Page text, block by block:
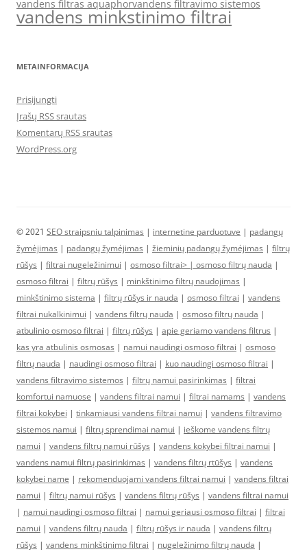
vandens filtras aquaphorvandens filtravimo sistemos
vandens minkstinimo filtrai
METAINFORMACIJA
Prisijungti
Įrašų RSS srautas
Komentarų RSS srautas
WordPress.org
© 2021 SEO straipsniu talpinimas | internetine parduotuve | padangų
žymėjimas | padangų žymėjimas | žieminių padangų žymėjimas | filtrų
rūšys | filtrai nugeležinimui | osmoso filtrai> | osmoso filtrų nauda |
osmoso filtrai | filtrų rūšys | minkštinimo filtrų naudojimas |
minkštinimo sistema | filtrų rūšys ir nauda | osmoso filtrai | vandens
filtrai nukalkinimui | vandens filtrų nauda | osmoso filtrų nauda |
atbulinio osmoso filtrai | filtrų rūšys | apie geriamo vandens filtrus |
kas yra atbulinis osmosas | namui naudingi osmoso filtrai | osmoso
filtrų nauda | naudingi osmoso filtrai | kuo naudingi osmoso filtrai |
vandens filtravimo sistemos | filtrų namui pasirinkimas | filtrai
komfortui namuose | vandens filtrai namui | filtrai namams | vandens
filtrai kokybei | tinkamiausi vandens filtrai namui | vandens filtravimo
sistemos namui | filtrų sprendimai namui | ieškome vandens filtrų
namui | vandens filtrų namui rūšys | vandens kokybei filtrai namui |
vandens namui filtrų pasirinkimas | vandens filtrų rtūšys | vandens
kokybei name | rekomenduojami vandens filtrai namui | vandens filtrai
namui | filtrų namui rūšys | vandens filtrų rūšys | vandens filtrai namui
| namui naudingi osmoso filtrai | namui geriausi osmoso filtrai | filtrai
namui | vandens filtrų nauda | filtrų rūšys ir nauda | vandens filtrų
rūšys | vandens minkštinimo filtrai | nugeležinimo filtrų nauda |